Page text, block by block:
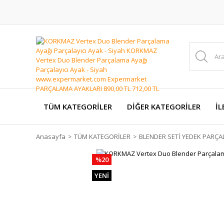
TÜM KATEGORİLER DİĞER KATEGORİLER
Anasayfa TÜM KATEGORİLER BLENDER SETİ YEDEK
%20
YENİ